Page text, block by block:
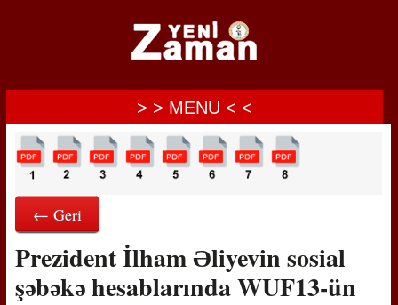
> > MENU < <
← Geri
Prezident İlham Əliyevin sosial
şəbəkə hesablarında WUF13-ün